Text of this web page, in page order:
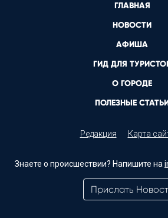
ГЛАВНАЯ
НОВОСТИ
АФИША
ГИД ДЛЯ
О ГОРОДЕ
ПОЛЕЗНЫЕ
Редакция Карта
Знаете о происшествии? Напишите на
Прислать